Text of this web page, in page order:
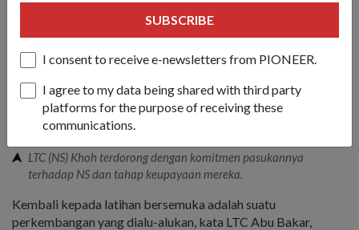
SUBSCRIBE
I consent to receive e-newsletters from PIONEER.
I agree to my data being shared with third party
platforms for the purpose of receiving these
communications.
LTC (NS) Khoh terdorong dengan komitmen pasukannya
terhadap NS dan tahap keupayaan mereka.
Kembali kepada latihan bersemuka adalah suatu
perkembangan yang dialu-alukan, kata LTC Abu Bakar,